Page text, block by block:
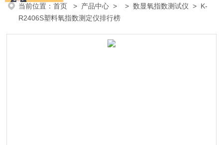
当前位置：首页 > 产品中心 > >数显氧指数测试仪 > K-
R2406S塑料氧指数测定仪排行榜